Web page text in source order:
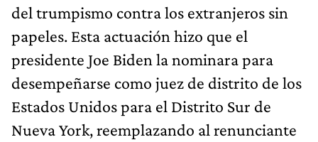
del trumpismo contra los extranjeros sin
papeles. Esta actuación hizo que el
presidente Joe Biden la nominara para
desempeñarse como juez de distrito de los
Estados Unidos para el Distrito Sur de
Nueva York, reemplazando al renunciante